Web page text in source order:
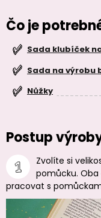
Čo je
Sada klubíček
Sada na výrobu
Nůžky
Postup
Zvolíte si
pomůcku. Oba
pracovat s